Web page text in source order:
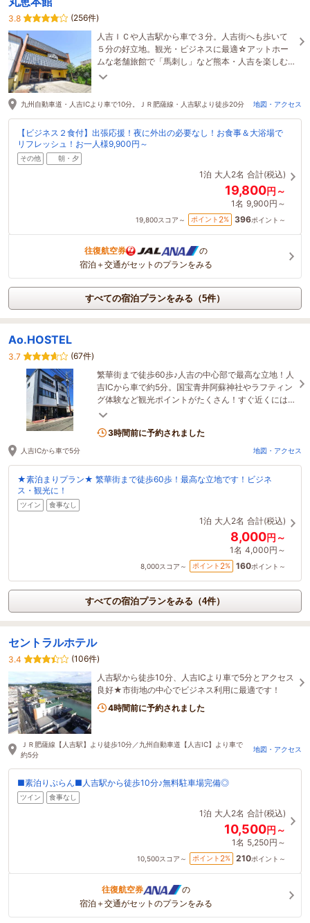
3.8
(256件)
人吉ＩＣや人吉駅から車で３分。人吉街へも歩いて
５分の好立地。観光・ビジネスに最適☆アットホー
ムな老舗旅館で「馬刺し」など熊本・人吉を楽しむ
郷土料理を堪能☆ほっとする旅へお越しください♪
九州自動車道・人吉ICより車で10分。ＪＲ肥薩線・人吉駅より徒歩20分 地図・アクセス
【ビジネス２食付】出張応援！夜に外出の必要なし！お食事＆大浴場で
リフレッシュ！お一人様9,900円～
その他 朝・夕
1泊 大人2名 合計(税込)
19,800円～
1名 9,900円～
19,800スコア～ ポイント 2% 396ポイント～
往復航空券
の
宿泊＋交通がセットのプランをみる
すべての宿泊プランをみる（5件）
Ao.HOSTEL
3.7
(67件)
繁華街まで徒歩60歩♪人吉の中心部で最高な立地！人
吉ICから車で約5分。国宝青井阿蘇神社やラフティン
グ体験など観光ポイントがたくさん！すぐ近くには
人吉で有名な鰻屋さんも！食を楽しむにも最適で
3時間前に予約されました
人吉ICから車で5分 地図・アクセス
★素泊まりプラン★ 繁華街まで徒歩60歩！最高な立地です！ビジネ
ス・観光に！
ツイン 食事なし
1泊 大人2名 合計(税込)
8,000円～
1名 4,000円～
8,000スコア～ ポイント 2% 160ポイント～
すべての宿泊プランをみる（4件）
セントラルホテル
3.4
(106件)
人吉駅から徒歩10分、人吉ICより車で5分とアクセス
良好★市街地の中心でビジネス利用に最適です！
4時間前に予約されました
ＪＲ肥薩線【人吉駅】より徒歩10分／九州自動車道【人吉IC】より車で
約5分
地図・アクセス
■素泊りぷらん■人吉駅から徒歩10分♪無料駐車場完備◎
ツイン 食事なし
1泊 大人2名 合計(税込)
10,500円～
1名 5,250円～
10,500スコア～ ポイント 2% 210ポイント～
往復航空券
の
宿泊＋交通がセットのプランをみる